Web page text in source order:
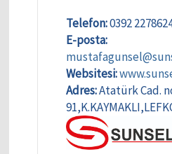
Telefon:0392
E-posta:
Websitesi:
Adres:Atatürk Cad.